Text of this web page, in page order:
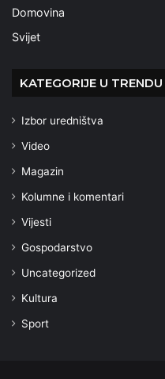
Domovina
Svijet
KATEGORIJE U TRENDU
Izbor uredništva
Video
Magazin
Kolumne i komentari
Vijesti
Gospodarstvo
Uncategorized
Kultura
Sport